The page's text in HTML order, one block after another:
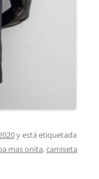
y está etiquetada
mas onita,camiseta